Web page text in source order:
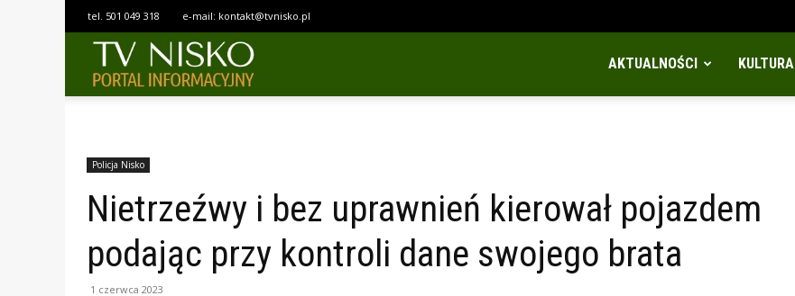
tel. 501 049 318 e-mail: kontakt@tvnisko.pl
AKTUALNOŚCI KULTURA
Policja Nisko
Nietrzeźwy i bez uprawnień kierował pojazdem
podając przy kontroli dane swojego brata
1 czerwca 2023